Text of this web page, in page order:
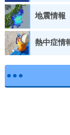
地震情報
熱中症情